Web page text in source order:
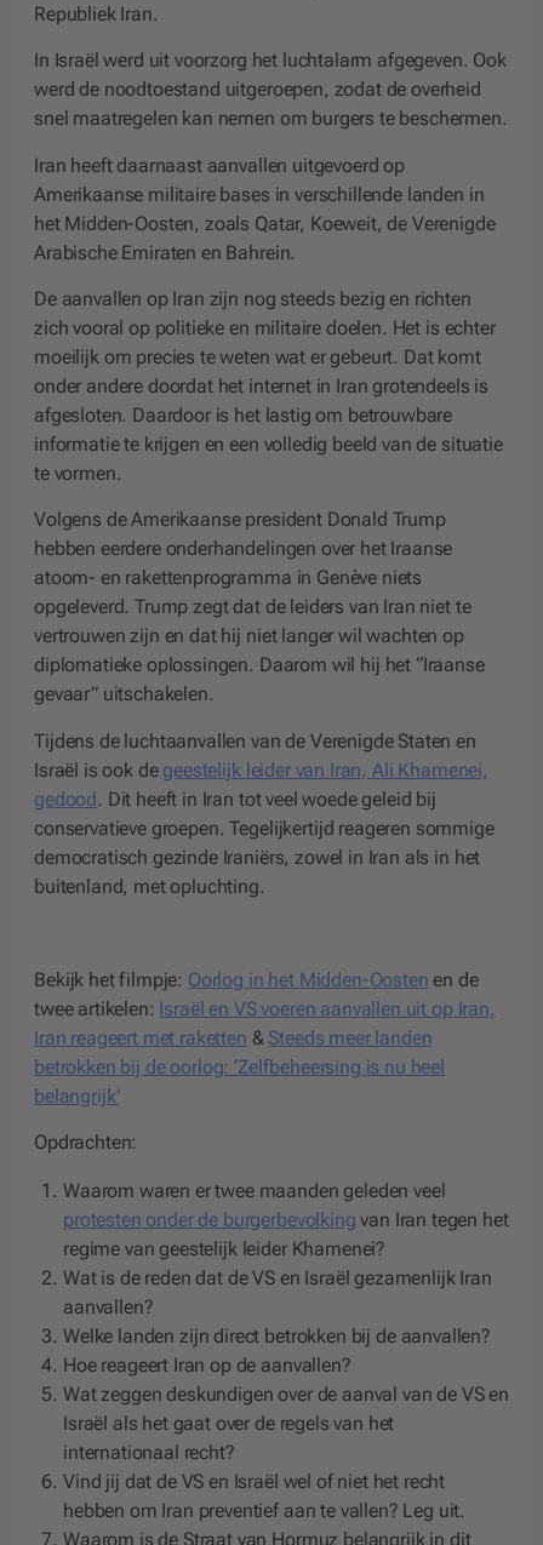
Republiek Iran.
In Israël werd uit voorzorg het luchtalarm afgegeven. Ook
werd de noodtoestand uitgeroepen, zodat de overheid
snel maatregelen kan nemen om burgers te beschermen.
Iran heeft daarnaast aanvallen uitgevoerd op
Amerikaanse militaire bases in verschillende landen in
het Midden-Oosten, zoals Qatar, Koeweit, de Verenigde
Arabische Emiraten en Bahrein.
De aanvallen op Iran zijn nog steeds bezig en richten
zich vooral op politieke en militaire doelen. Het is echter
moeilijk om precies te weten wat er gebeurt. Dat komt
onder andere doordat het internet in Iran grotendeels is
afgesloten. Daardoor is het lastig om betrouwbare
informatie te krijgen en een volledig beeld van de situatie
te vormen.
Volgens de Amerikaanse president Donald Trump
hebben eerdere onderhandelingen over het Iraanse
atoom- en rakettenprogramma in Genève niets
opgeleverd. Trump zegt dat de leiders van Iran niet te
vertrouwen zijn en dat hij niet langer wil wachten op
diplomatieke oplossingen. Daarom wil hij het “Iraanse
gevaar” uitschakelen.
Tijdens de luchtaanvallen van de Verenigde Staten en
Israël is ook de geestelijk leider van Iran, Ali Khamenei,
gedood. Dit heeft in Iran tot veel woede geleid bij
conservatieve groepen. Tegelijkertijd reageren sommige
democratisch gezinde Iraniërs, zowel in Iran als in het
buitenland, met opluchting.
Bekijk het filmpje: Oorlog in het Midden-Oosten en de
twee artikelen: Israël en VS voeren aanvallen uit op Iran,
Iran reageert met raketten & Steeds meer landen
betrokken bij de oorlog: ‘Zelfbeheersing is nu heel
belangrijk’
Opdrachten:
Waarom waren er twee maanden geleden veel
protesten onder de burgerbevolking van Iran tegen het
regime van geestelijk leider Khamenei?
Wat is de reden dat de VS en Israël gezamenlijk Iran
aanvallen?
Welke landen zijn direct betrokken bij de aanvallen?
Hoe reageert Iran op de aanvallen?
Wat zeggen deskundigen over de aanval van de VS en
Israël als het gaat over de regels van het
internationaal recht?
Vind jij dat de VS en Israël wel of niet het recht
hebben om Iran preventief aan te vallen? Leg uit.
Waarom is de Straat van Hormuz belangrijk in dit